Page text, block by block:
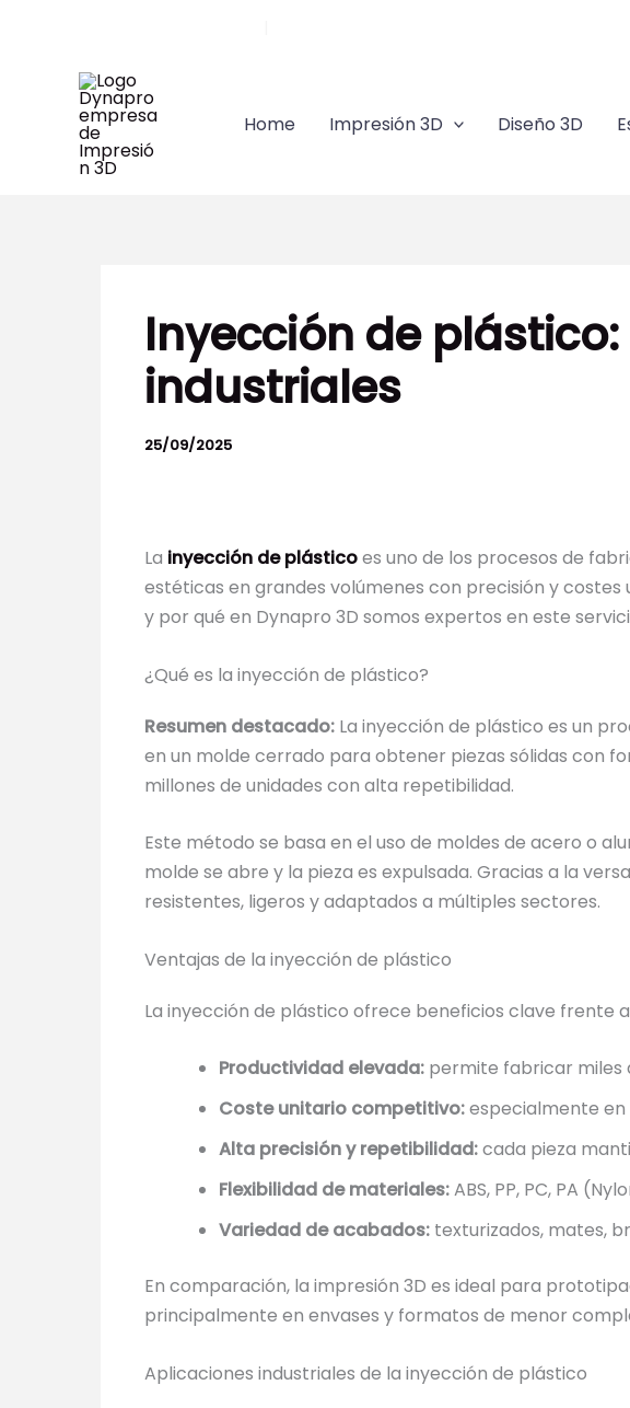
contenido
Home Impresión 3D Diseño 3D
Inyección de
industriales
25/09/2025
La inyección de plásticoes uno de los procesos de
estéticas en grandes volúmenes con precisión y
y por qué en Dynapro 3D somos expertos en este
¿Qué es la inyección de plástico?
Resumen destacado: La inyección de plástico es un
en un molde cerrado para obtener piezas sólidas con
millones de unidades con alta repetibilidad.
Este método se basa en el uso de moldes de acero o
molde se abre y la pieza es expulsada. Gracias a la
resistentes, ligeros y adaptados a múltiples sectores.
Ventajas de la inyección de plástico
La inyección de plástico ofrece beneficios clave
Productividad elevada: permite fabricar miles
Coste unitario competitivo:especialmente en
Alta precisión y repetibilidad:cada pieza
Flexibilidad de materiales:ABS, PP, PC, PA
Variedad de acabados: texturizados, mates,
En comparación, la impresión 3D es ideal para
principalmente en envases y formatos de menor
Aplicaciones industriales de la inyección de plástico